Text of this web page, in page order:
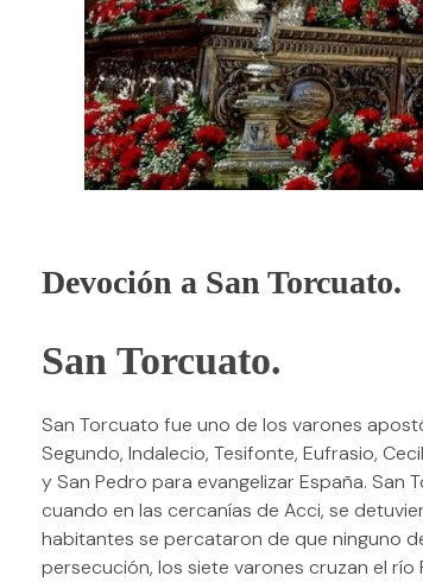
Devoción a San Torcuato.
San Torcuato.
San Torcuato fue uno de los varones
Segundo, Indalecio, Tesifonte, Eufrasio,
y San Pedro para evangelizar España. San
cuando en las cercanías de Acci, se
habitantes se percataron de que ninguno
persecución, los siete varones cruzan el